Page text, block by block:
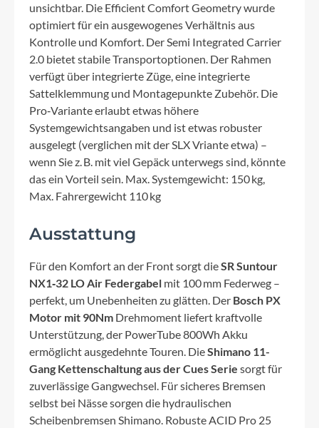
unsichtbar. Die Efficient Comfort Geometry wurde
optimiert für ein ausgewogenes Verhältnis aus
Kontrolle und Komfort. Der Semi Integrated Carrier
2.0 bietet stabile Transportoptionen. Der Rahmen
verfügt über integrierte Züge, eine integrierte
Sattelklemmung und Montagepunkte Zubehör. Die
Pro‑Variante erlaubt etwas höhere
Systemgewichtsangaben und ist etwas robuster
ausgelegt (verglichen mit der SLX Vriante etwa) –
wenn Sie z. B. mit viel Gepäck unterwegs sind, könnte
das ein Vorteil sein. Max. Systemgewicht: 150 kg,
Max. Fahrergewicht 110 kg
Ausstattung
Für den Komfort an der Front sorgt dieSR Suntour
NX1‑32 LO Air Federgabel mit 100 mm Federweg –
perfekt, um Unebenheiten zu glätten. Der Bosch PX
Motor mit 90Nm Drehmoment liefert kraftvolle
Unterstützung, der PowerTube 800Wh Akku
ermöglicht ausgedehnte Touren. DieShimano 11-
Gang Kettenschaltung aus der Cues Serie sorgt für
zuverlässige Gangwechsel. Für sicheres Bremsen
selbst bei Nässe sorgen die hydraulischen
Scheibenbremsen Shimano. Robuste ACID Pro 25